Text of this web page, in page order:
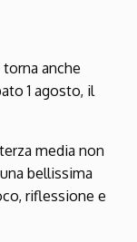
anche
1 agosto, il
media non
bellissima
riflessione e